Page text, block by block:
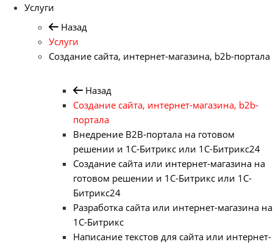
Услуги
Назад
Услуги
Создание сайта, интернет-магазина, b2b-портала
Назад
Создание сайта, интернет-магазина, b2b-
портала
Внедрение B2B-портала на готовом
решении и 1С-Битрикс или 1С-Битрикс24
Создание сайта или интернет-магазина на
готовом решении и 1С-Битрикс или 1С-
Битрикс24
Разработка сайта или интернет-магазина на
1С-Битрикс
Написание текстов для сайта или интернет-